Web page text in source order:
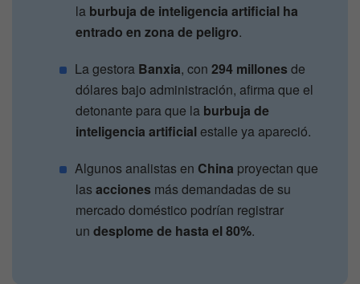
la burbuja de inteligencia artificial ha
entrado en zona de peligro.
La gestora Banxia, con294 millones de
dólares bajo administración, afirma que el
detonante para que la burbuja de
inteligencia artificialestalle ya apareció.
Algunos analistas en China proyectan que
lasacciones más demandadas de su
mercado doméstico podrían registrar
undesplome de hasta el 80%.